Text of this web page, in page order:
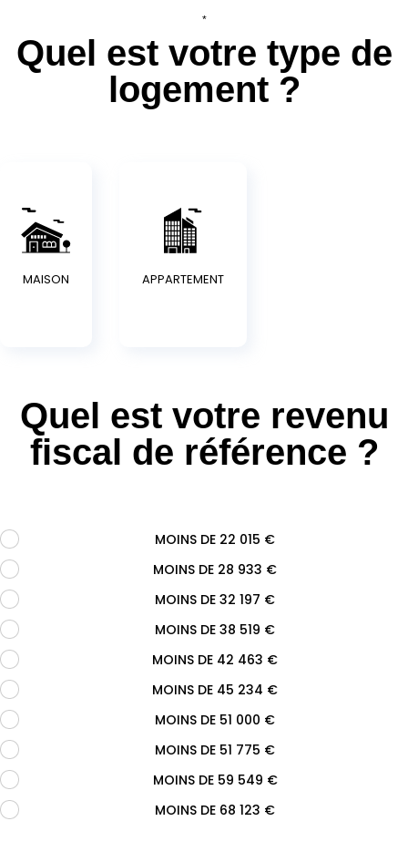
*
Quel est votre type de
logement ?
MAISON APPARTEMENT
Quel est votre revenu
fiscal de référence ?
MOINS DE 22 015 €
MOINS DE 28 933 €
MOINS DE 32 197 €
MOINS DE 38 519 €
MOINS DE 42 463 €
MOINS DE 45 234 €
MOINS DE 51 000 €
MOINS DE 51 775 €
MOINS DE 59 549 €
MOINS DE 68 123 €